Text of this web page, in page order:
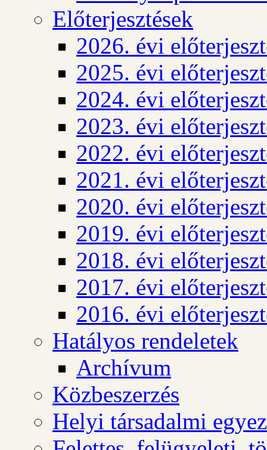
Előterjesztések
2026. évi
2025. évi
2024. évi
2023. évi
2022. évi
2021. évi
2020. évi
2019. évi
2018. évi
2017. évi
2016. évi
Hatályos rendeletek
Archívum
Közbeszerzés
Helyi társadalmi